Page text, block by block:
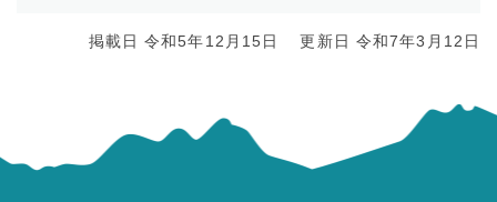
掲載日 令和5年12月15日 更新日 令和7年3月12日